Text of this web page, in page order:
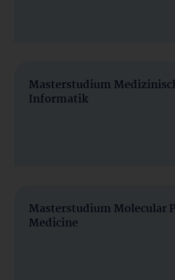
Masterstudium
Informatik
Masterstudium Molecular
Medicine